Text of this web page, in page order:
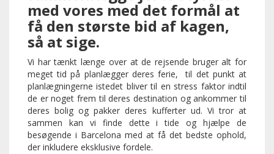
med vores med det formål at
få den største bid af kagen,
så at sige.
Vi har tænkt længe over at de rejsende bruger alt for
meget tid på planlægger deres ferie, til det punkt at
planlægningerne istedet bliver til en stress faktor indtil
de er noget frem til deres destination og ankommer til
deres bolig og pakker deres kufferter ud. Vi tror at
sammen kan vi finde dette i tide og hjælpe de
besøgende i Barcelona med at få det bedste ophold,
der inkludere eksklusive fordele.